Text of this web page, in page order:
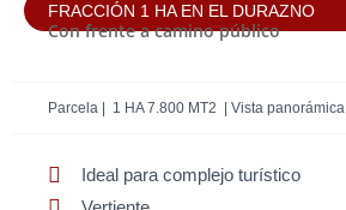
FRACCIÓN 1 HA EN EL DURAZNO
Con frente a camino público
Parcela | 1 HA 7.800 MT2 | Vista panorámica
Ideal para complejo turístico